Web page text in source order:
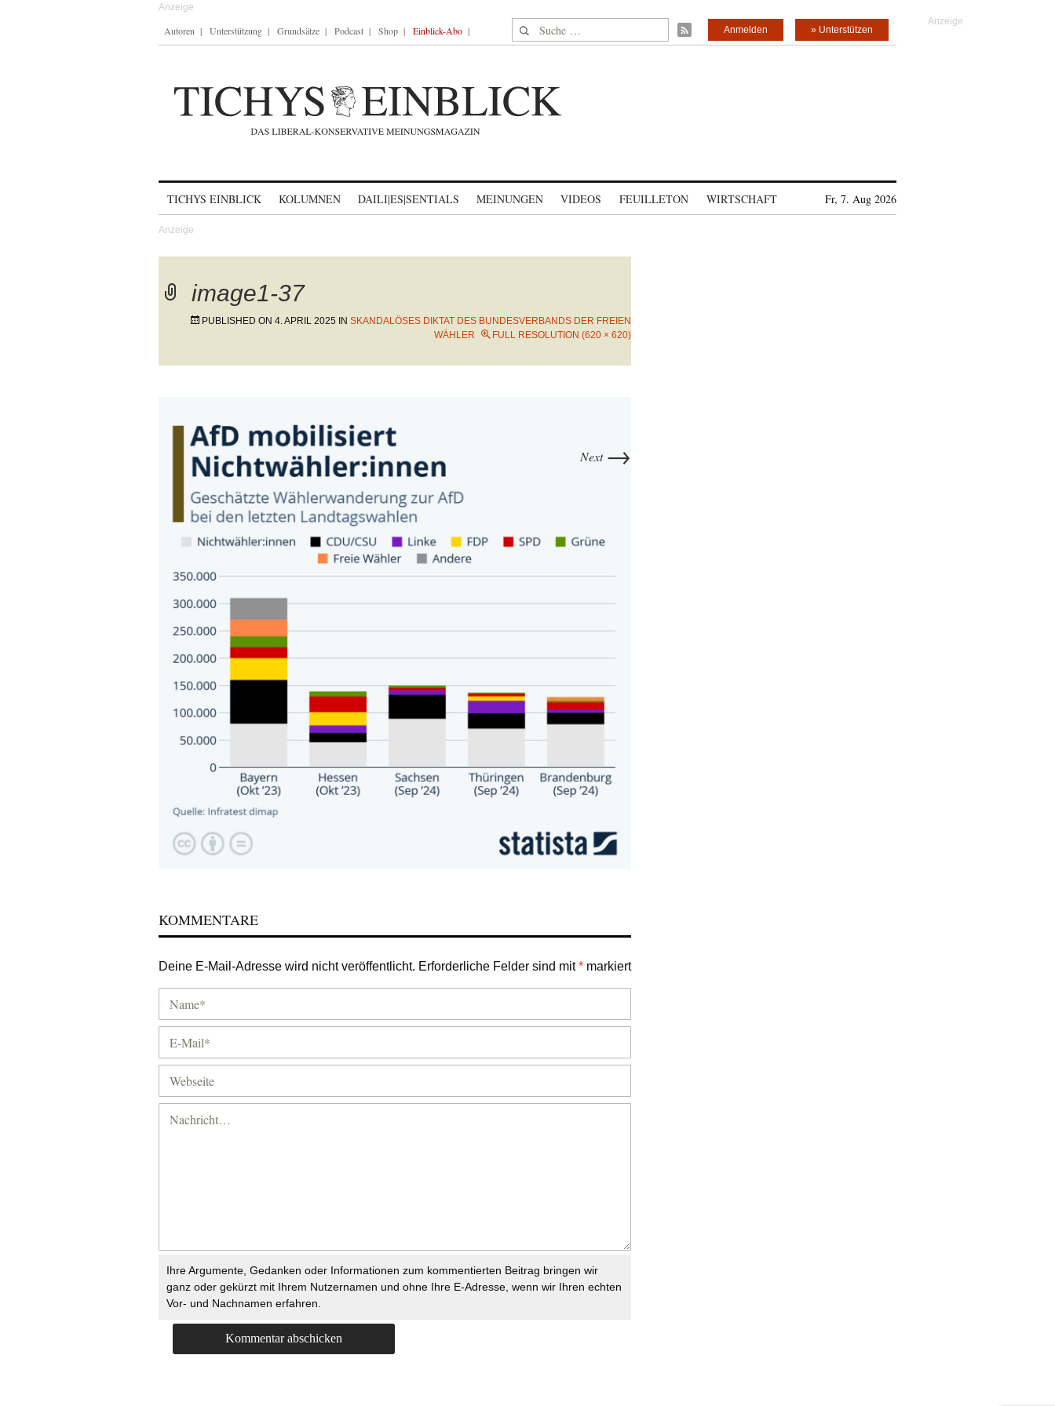
Autoren Unterstützung Grundsätze Podcast Shop Einblick-Abo Suche nach: » Unterstützen
Anmelden
TICHYS EINBLICK KOLUMNEN DAILI|ES|SENTIALS MEINUNGEN VIDEOS FEUILLETON WIRTSCHAFT Fr, 7. Aug 2026
image1-37
PUBLISHED ON 4. APRIL 2025 IN SKANDALÖSES DIKTAT DES BUNDESVERBANDS DER FREIEN
WÄHLER
FULL RESOLUTION (620 × 620)
Next →
KOMMENTARE
Deine E-Mail-Adresse wird nicht veröffentlicht. Erforderliche Felder sind mit* markiert
Ihre Argumente, Gedanken oder Informationen zum kommentierten Beitrag bringen wir
ganz oder gekürzt mit Ihrem Nutzernamen und ohne Ihre E-Adresse, wenn wir Ihren echten
Vor- und Nachnamen erfahren.